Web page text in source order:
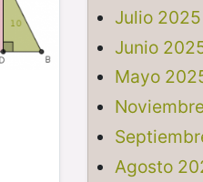
Julio 2025
Junio
Mayo
Agosto